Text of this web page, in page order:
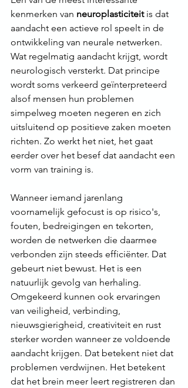
kenmerken van neuroplasticiteit is dat
aandacht een actieve rol speelt in de
ontwikkeling van neurale netwerken.
Wat regelmatig aandacht krijgt, wordt
neurologisch versterkt. Dat principe
wordt soms verkeerd geïnterpreteerd
alsof mensen hun problemen
simpelweg moeten negeren en zich
uitsluitend op positieve zaken moeten
richten. Zo werkt het niet, het gaat
eerder over het besef dat aandacht een
vorm van training is.
Wanneer iemand jarenlang
voornamelijk gefocust is op risico's,
fouten, bedreigingen en tekorten,
worden de netwerken die daarmee
verbonden zijn steeds efficiënter. Dat
gebeurt niet bewust. Het is een
natuurlijk gevolg van herhaling.
Omgekeerd kunnen ook ervaringen
van veiligheid, verbinding,
nieuwsgierigheid, creativiteit en rust
sterker worden wanneer ze voldoende
aandacht krijgen. Dat betekent niet dat
problemen verdwijnen. Het betekent
dat het brein meer leert registreren dan